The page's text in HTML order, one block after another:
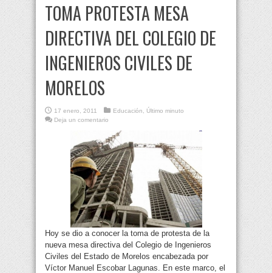
TOMA PROTESTA MESA
DIRECTIVA DEL COLEGIO DE
INGENIEROS CIVILES DE
MORELOS
17 enero, 2011 Educación, Último minuto
Deja un comentario
Hoy se dio a conocer la toma de protesta de la
nueva mesa directiva del Colegio de Ingenieros
Civiles del Estado de Morelos encabezada por
Víctor Manuel Escobar Lagunas. En este marco, el